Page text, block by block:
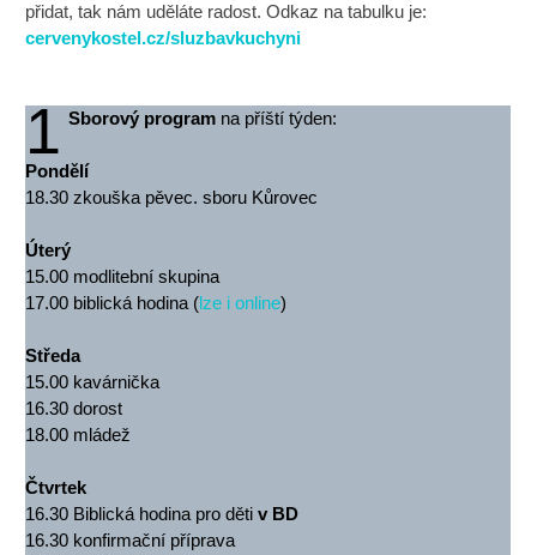
přidat, tak nám uděláte radost. Odkaz na tabulku je:
cervenykostel.cz/sluzbavkuchyni
1 Sborový programna příští týden:
Pondělí
18.30 zkouška pěvec. sboru Kůrovec
Úterý
15.00 modlitební skupina
17.00 biblická hodina (lze i online)
Středa
15.00 kavárnička
16.30 dorost
18.00 mládež
Čtvrtek
16.30 Biblická hodina pro dětiv BD
16.30 konfirmační příprava